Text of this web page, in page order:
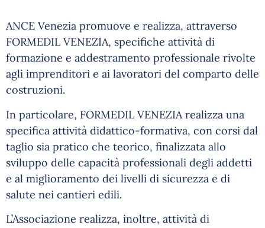
ANCE Venezia promuove e realizza, attraverso
FORMEDIL VENEZIA, specifiche attività di
formazione e addestramento professionale rivolte
agli imprenditori e ai lavoratori del comparto delle
costruzioni.
In particolare, FORMEDIL VENEZIA realizza una
specifica attività didattico-formativa, con corsi dal
taglio sia pratico che teorico, finalizzata allo
sviluppo delle capacità professionali degli addetti
e al miglioramento dei livelli di sicurezza e di
salute nei cantieri edili.
L’Associazione realizza, inoltre, attività di